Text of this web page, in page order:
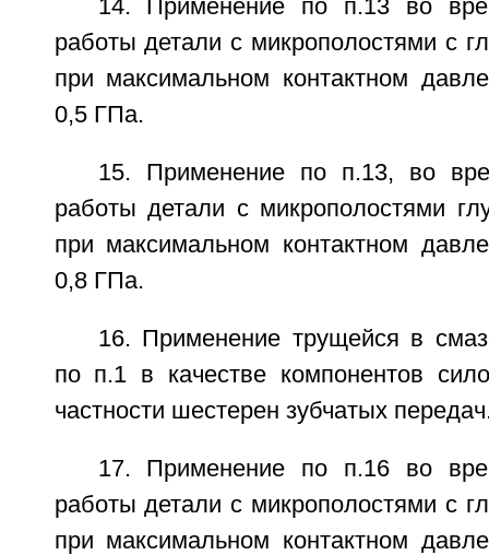
14. Применение по п.13 во
работы детали с микрополостями с
при максимальном контактном
0,5 ГПа.
15. Применение по п.13, во
работы детали с микрополостями
при максимальном контактном
0,8 ГПа.
16. Применение трущейся в
по п.1 в качестве компонентов
частности шестерен зубчатых
17. Применение по п.16 во
работы детали с микрополостями с
при максимальном контактном